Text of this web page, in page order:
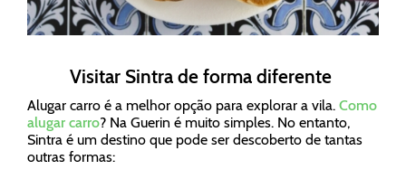
Visitar Sintra de forma diferente
Alugar carro é a melhor opção para explorar a vila. Como
alugar carro? Na Guerin é muito simples. No entanto,
Sintra é um destino que pode ser descoberto de tantas
outras formas: